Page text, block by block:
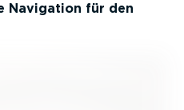
Navigation für den